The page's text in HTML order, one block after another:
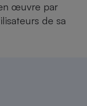
œuvre par
de sa